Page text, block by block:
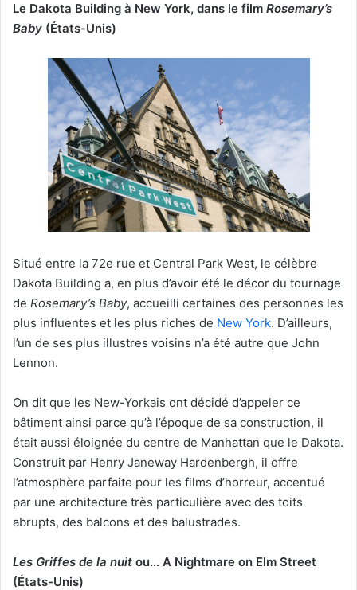
Le Dakota Building à New York, dans le film Rosemary’s
Baby (États-Unis)
Situé entre la 72e rue et Central Park West, le célèbre
Dakota Building a, en plus d’avoir été le décor du tournage
de Rosemary’s Baby, accueilli certaines des personnes les
plus influentes et les plus riches de New York. D’ailleurs,
l’un de ses plus illustres voisins n’a été autre que John
Lennon.
On dit que les New-Yorkais ont décidé d’appeler ce
bâtiment ainsi parce qu’à l’époque de sa construction, il
était aussi éloignée du centre de Manhattan que le Dakota.
Construit par Henry Janeway Hardenbergh, il offre
l’atmosphère parfaite pour les films d’horreur, accentué
par une architecture très particulière avec des toits
abrupts, des balcons et des balustrades.
Les Griffes de la nuit ou… A Nightmare on Elm Street
(États-Unis)